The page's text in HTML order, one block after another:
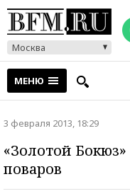
Москва
МЕНЮ
3 февраля 2013, 18:29
«Золотой
поваров